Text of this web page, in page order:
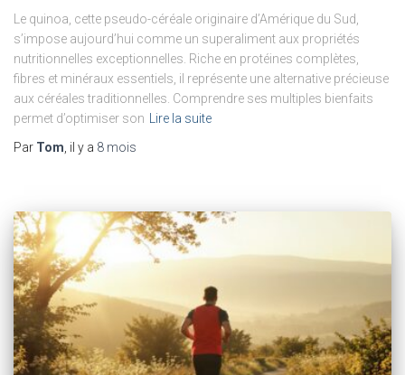
Le quinoa, cette pseudo-céréale originaire d’Amérique du Sud,
s’impose aujourd’hui comme un superaliment aux propriétés
nutritionnelles exceptionnelles. Riche en protéines complètes,
fibres et minéraux essentiels, il représente une alternative précieuse
aux céréales traditionnelles. Comprendre ses multiples bienfaits
permet d’optimiser son
Lire la suite
Par Tom , il y a 8 mois